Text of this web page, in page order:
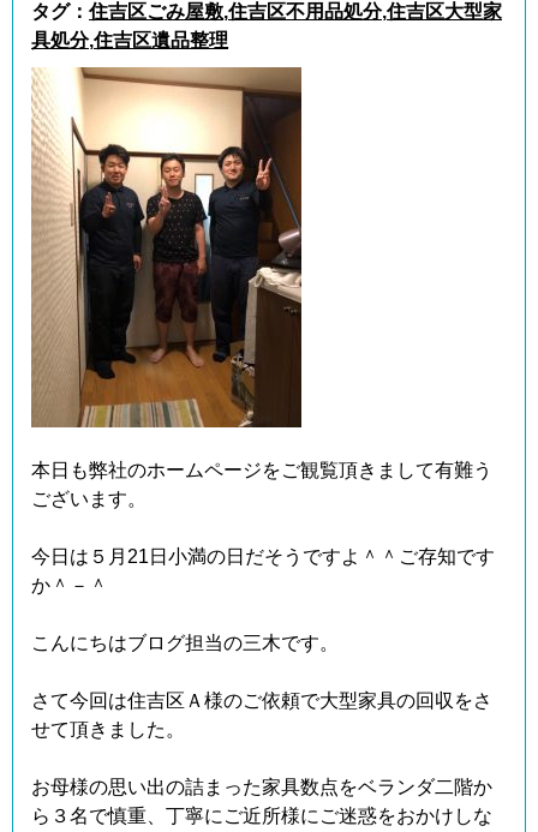
タグ： 住吉区ごみ屋敷,住吉区不用品処分,住吉区大型家
具処分,住吉区遺品整理
本日も弊社のホームページをご観覧頂きまして有難う
ございます。
今日は５月21日小満の日だそうですよ＾＾ご存知です
か＾－＾
こんにちはブログ担当の三木です。
さて今回は住吉区Ａ様のご依頼で大型家具の回収をさ
せて頂きました。
お母様の思い出の詰まった家具数点をベランダ二階か
ら３名で慎重、丁寧にご近所様にご迷惑をおかけしな